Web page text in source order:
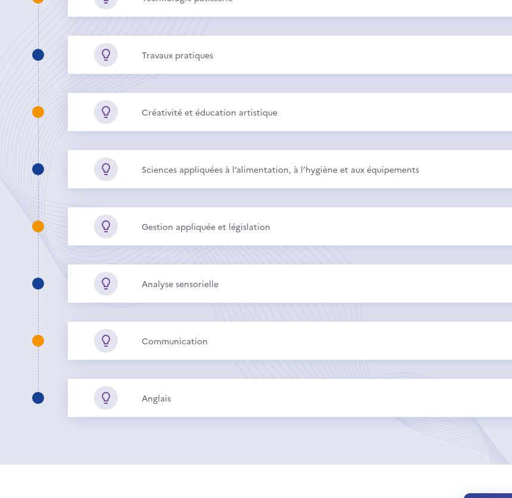
Travaux pratiques
Créativité et éducation artistique
Sciences appliquées à l’alimentation, à l’hygiène et aux équipements
Gestion appliquée et législation
Analyse sensorielle
Communication
Anglais